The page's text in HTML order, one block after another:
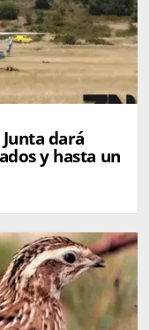
dará
y hasta un